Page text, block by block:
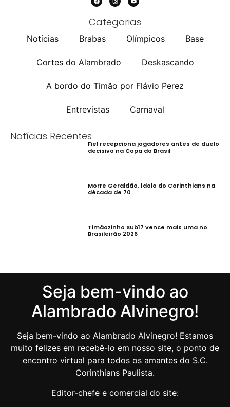
Categorias
Notícias Brabas Olímpicos Base
Cortes do Alambrado Deskascando
A bordo do Timão por Flávio Perez
Entrevistas Carnaval
Notícias Recentes
Fiel recepciona jogadores antes de duelo
decisivo na Copa do Brasil
Morre Geraldão, ídolo do Corinthians na
década de 70
Timãozinho Sub17 vence mais uma no
Brasileirão 2026
Seja bem-vindo ao
Alambrado Alvinegro!
Seja bem-vindo ao Alambrado Alvinegro! Estamos
muito felizes em recebê-lo em nosso site, o ponto de
encontro virtual para todos os amantes do S.C.
Corinthians Paulista.
Editor-chefe e comercial do site: